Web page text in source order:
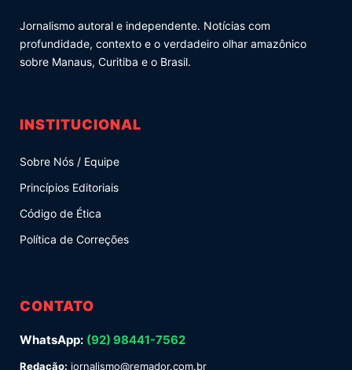
Jornalismo autoral e independente. Notícias com
profundidade, contexto e o verdadeiro olhar amazônico
sobre Manaus, Curitiba e o Brasil.
INSTITUCIONAL
Sobre Nós / Equipe
Princípios Editoriais
Código de Ética
Política de Correções
CONTATO
WhatsApp: (92) 98441-7562
Redação: jornalismo@remador.com.br